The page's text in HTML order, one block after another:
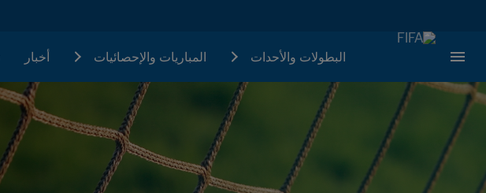
البطولات والأحدات المباريات والإحصائيات أخبار